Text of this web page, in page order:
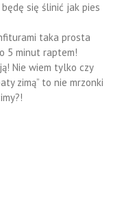
się ślinić jak pies
taka prosta
5 minut raptem!
Nie wiem tylko czy
zimą” to nie mrzonki